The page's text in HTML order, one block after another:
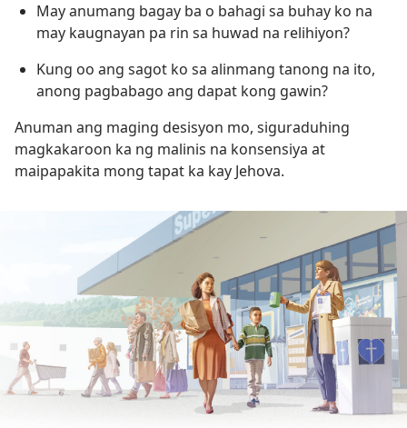
May anumang bagay ba o bahagi sa buhay ko na
may kaugnayan pa rin sa huwad na relihiyon?
Kung oo ang sagot ko sa alinmang tanong na ito,
anong pagbabago ang dapat kong gawin?
Anuman ang maging desisyon mo, siguraduhing
magkakaroon ka ng malinis na konsensiya at
maipapakita mong tapat ka kay Jehova.